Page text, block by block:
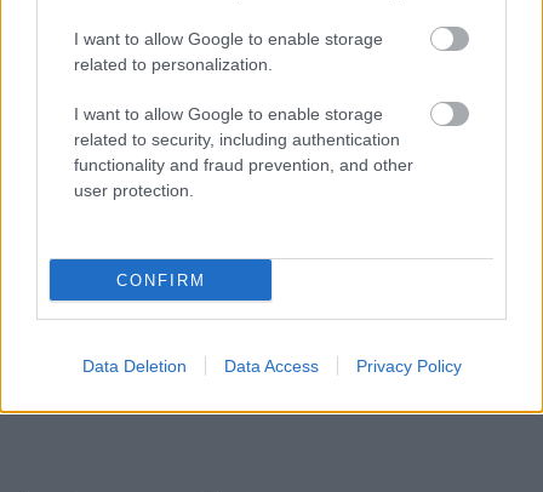
I want to allow Google to enable storage
related to personalization.
I want to allow Google to enable storage
related to security, including authentication
functionality and fraud prevention, and other
user protection.
CONFIRM
Data Deletion Data Access Privacy Policy
“En ole kuullut yhtään negatiivista palautetta.
maksut tulevat kyllä perille”, Susanna kertoo.
Vaikka taustalla olisi haastavia tilanteita, kuten
saatavilla Procountorissa.
koko ajan ajan tasalla”, Susanna tiivistää.